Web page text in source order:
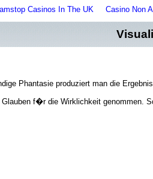
Casinos In The UK Casino Non
Phantasie produziert man die
f�r die Wirklichkeit genommen.